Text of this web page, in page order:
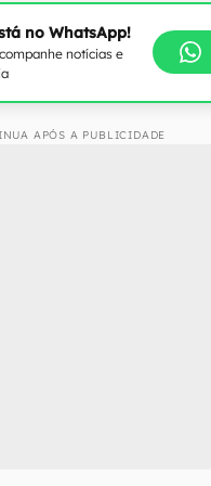
no WhatsApp!
notícias e
APÓS A PUBLICIDADE